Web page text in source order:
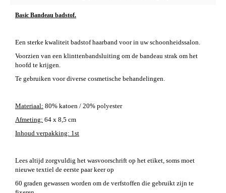
Basic Bandeau badstof.
Een sterke kwaliteit badstof haarband voor in uw schoonheidssalon.
Voorzien van een klinttenbandsluiting om de bandeau strak om het
hoofd te krijgen.
Te gebruiken voor diverse cosmetische behandelingen.
Materiaal: 80% katoen / 20% polyester
Afmeting: 64 x 8,5 cm
Inhoud verpakking: 1st
Lees altijd zorgvuldig het wasvoorschrift op het etiket, soms moet
nieuwe textiel de eerste paar keer op
60 graden gewassen worden om de verfstoffen die gebruikt zijn te